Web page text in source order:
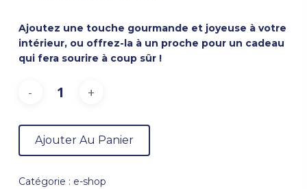
Ajoutez une touche gourmande et joyeuse à votre
intérieur, ou offrez-la à un proche pour un cadeau
qui fera sourire à coup sûr !
Ajouter Au Panier
Catégorie : e-shop